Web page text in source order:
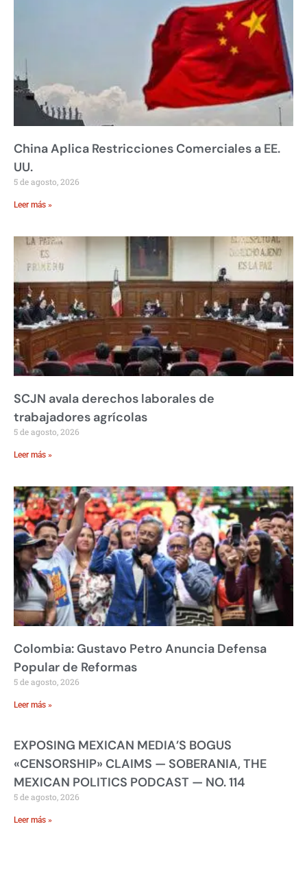
China Aplica Restricciones Comerciales a EE.
UU.
5 de agosto, 2026
Leer más »
SCJN avala derechos laborales de
trabajadores agrícolas
5 de agosto, 2026
Leer más »
Colombia: Gustavo Petro Anuncia Defensa
Popular de Reformas
5 de agosto, 2026
Leer más »
EXPOSING MEXICAN MEDIA’S BOGUS
«CENSORSHIP» CLAIMS — SOBERANIA, THE
MEXICAN POLITICS PODCAST — NO. 114
5 de agosto, 2026
Leer más »